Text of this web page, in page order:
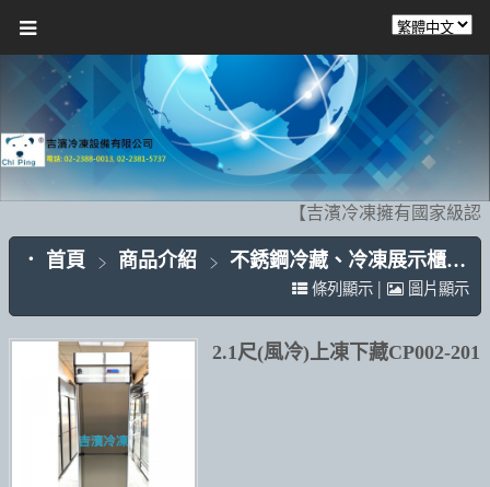
【吉濱冷凍擁有國家級認
首頁 商品介紹 不銹鋼冷藏、冷凍展示櫃CP002
條列顯示 | 圖片顯示
2.1尺(風冷)上凍下藏CP002-201